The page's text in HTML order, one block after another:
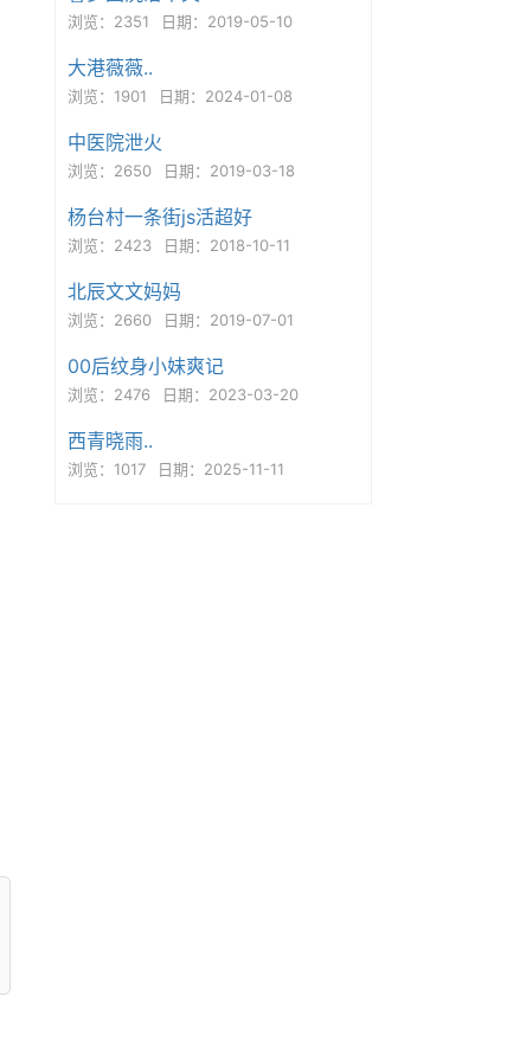
浏览：2351 日期：2019-05-10
大港薇薇..
浏览：1901 日期：2024-01-08
中医院泄火
浏览：2650 日期：2019-03-18
杨台村一条街js活超好
浏览：2423 日期：2018-10-11
北辰文文妈妈
浏览：2660 日期：2019-07-01
00后纹身小妹爽记
浏览：2476 日期：2023-03-20
西青晓雨..
浏览：1017 日期：2025-11-11